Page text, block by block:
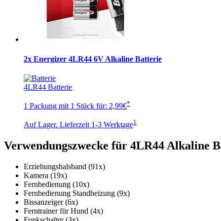
2x Energizer 4LR44 6V Alkaline Batterie
4LR44 Batterie
1 Packung mit 1 Stück für: 2,99€*
Auf Lager. Lieferzeit 1-3 Werktage1
Verwendungszwecke für 4LR44 Alkaline
Erziehungshalsband (91x)
Kamera (19x)
Fernbedienung (10x)
Fernbedienung Standheizung (9x)
Bissanzeiger (6x)
Ferntrainer für Hund (4x)